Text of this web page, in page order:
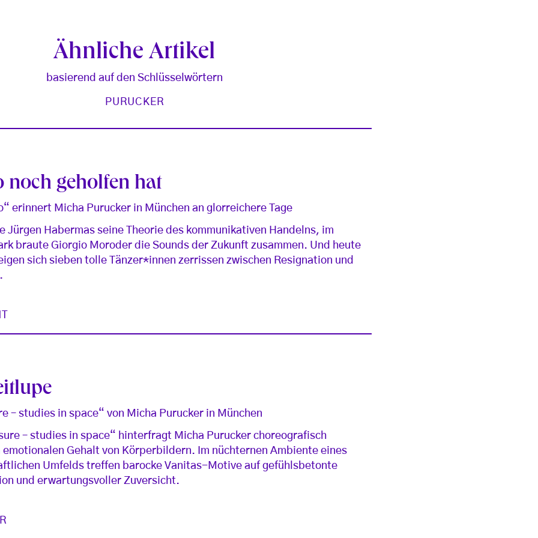
Ähnliche Artikel
basierend auf den Schlüsselwörtern
PURUCKER
noch geholfen hat
erinnert Micha Purucker in München an glorreichere Tage
Jürgen Habermas seine Theorie des kommunikativen Handelns, im
braute Giorgio Moroder die Sounds der Zukunft zusammen. Und heute
sich sieben tolle Tänzer*innen zerrissen zwischen Resignation und
– studies in space“ von Micha Purucker in München
– studies in space“ hinterfragt Micha Purucker choreografisch
Gehalt von Körperbildern. Im nüchternen Ambiente eines
Umfelds treffen barocke Vanitas-Motive auf gefühlsbetonte
und erwartungsvoller Zuversicht.